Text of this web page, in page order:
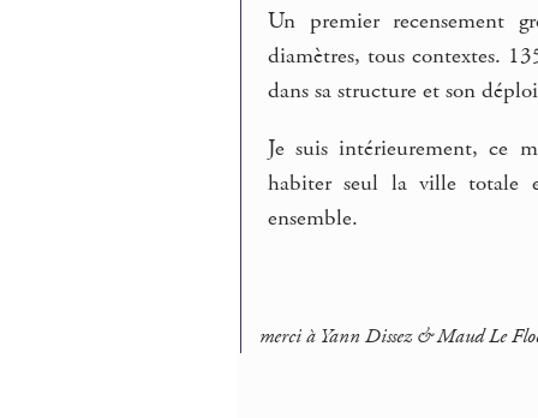
Un premier recensement
diamètres, tous contextes.
dans sa structure et son
Je suis intérieurement, ce
habiter seul la ville totale
ensemble.
merci à Yann Dissez & Maud Le